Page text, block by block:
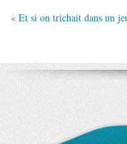
« Et si on trichait dans un